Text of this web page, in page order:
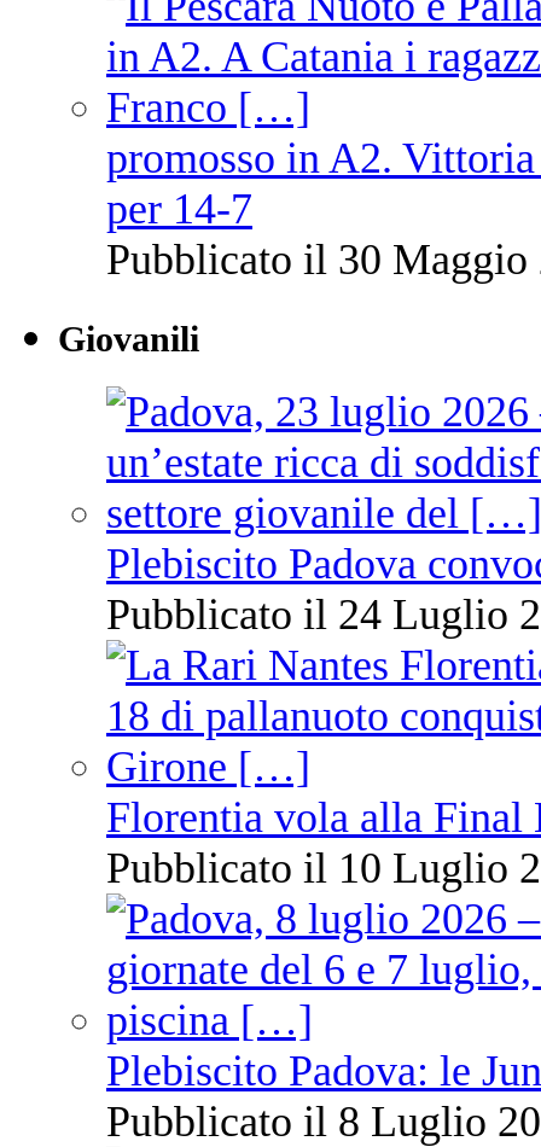
promosso in A2.
per 14-7
Pubblicato il 30 Maggio
Giovanili
Plebiscito Padova
Pubblicato il 24 Luglio
Florentia vola alla Final
Pubblicato il 10 Luglio
Plebiscito Padova: le
Pubblicato il 8 Luglio